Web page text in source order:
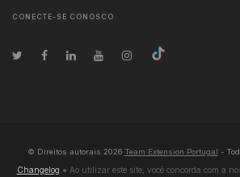
CONECTE-SE CONOSCO
© Direitos autorais 2026 Team Extension Portugal -
Changelog ● Ao utilizar este site, você concorda com a